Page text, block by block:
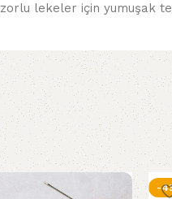
lekeler için yumuşak
-